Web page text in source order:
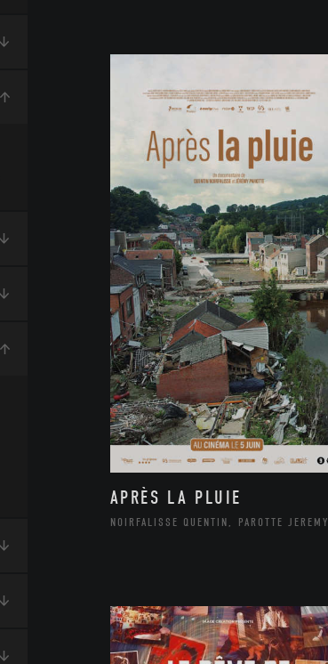
APRÈS LA PLUIE
NOIRFALISSE QUENTIN, PAROTTE JEREMY